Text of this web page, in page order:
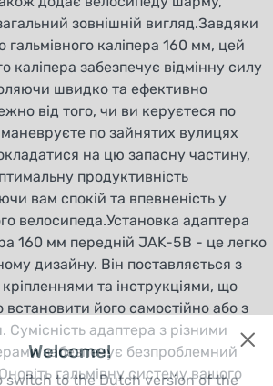
зовнішній вигляд.Завдяки
гальмівного каліпера 160 мм, цей
каліпера забезпечує відмінну силу
швидко та ефективно
від того, чи ви керуєтеся по
по зайнятих вулицях
на цю запасну частину,
продуктивність
вам спокій та впевненість у
велосипеда.Установка адаптера
160 мм передній JAK-5B - це легко
дизайну. Він поставляється з
та інструкціями, що
встановити його самостійно або з
Сумісність адаптера з різними
забезпечує безпроблемний
гальмівну систему вашого
Welcome!
switch to the Dutch version of the